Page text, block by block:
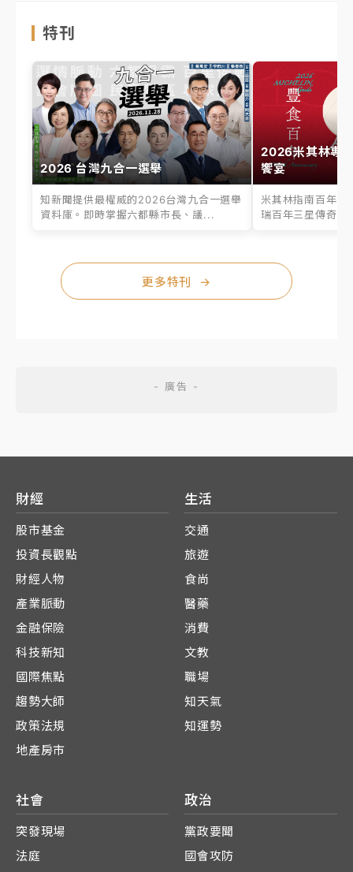
特刊
2026 台灣九合一選舉
知新聞提供最權威的2026台灣九合一選舉
資料庫。即時掌握六都縣市長、議...
2026米其林專
饗宴
米其林指南百年之
瑞百年三星傳奇、
更多特刊 →
財經
股市基金
投資長觀點
財經人物
產業脈動
金融保險
科技新知
國際焦點
趨勢大師
政策法規
地產房市
生活
交通
旅遊
食尚
醫藥
消費
文教
職場
知天氣
知運勢
社會
突發現場
法庭
政治
黨政要聞
國會攻防